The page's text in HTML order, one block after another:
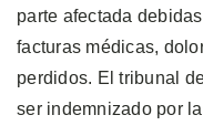
parte afectada
facturas médicas,
perdidos. El tribunal
ser indemnizado por